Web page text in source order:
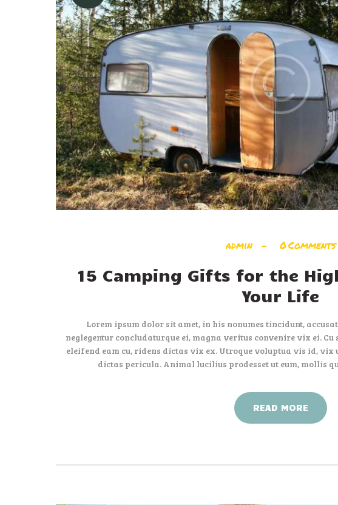
admin 0Comments
15 Camping Gifts for the
Your Life
Lorem ipsum dolor sit amet, in his nonumes tincidunt,
neglegentur concludaturque ei, magna veritus convenire vix ei. Cu
eleifend eam cu, ridens dictas vix ex. Utroque voluptua vis id,
dictas pericula. Animal lucilius prodesset ut eum, mollis
READ MORE